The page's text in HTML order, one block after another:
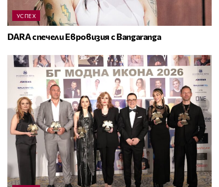
УСПЕХ
DARA спечели Евровизия с Bangaranga